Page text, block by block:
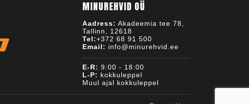
MINUREHVID OÜ
Aadress: Akadeemia tee 78,
Tallinn, 12618
Tel:+372 68 91 500
Email: info@minurehvid.ee
E-R: 9:00 - 18:00
L-P: kokkuleppel
Muul ajal kokkuleppel